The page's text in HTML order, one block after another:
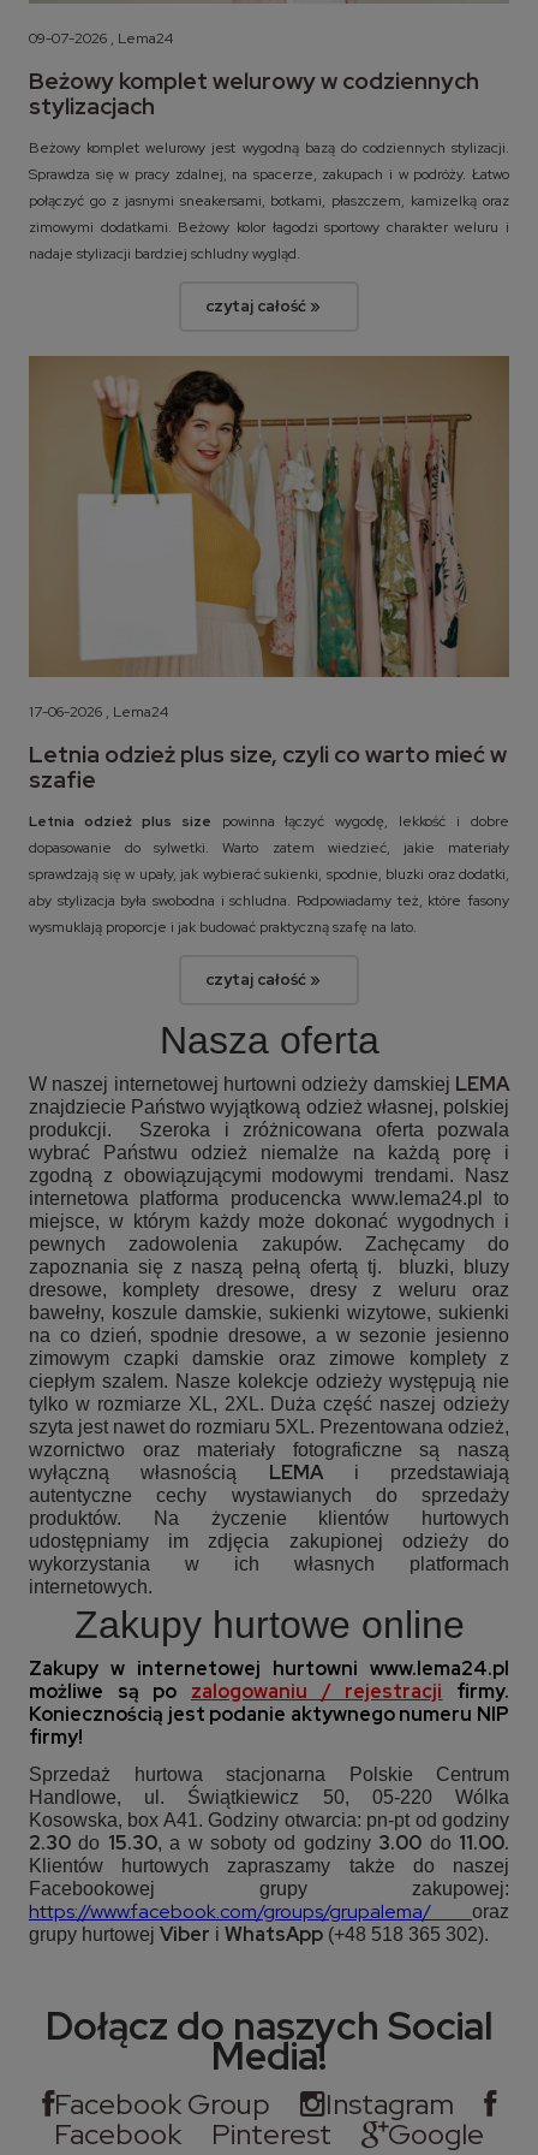
09-07-2026 , Lema24
Beżowy komplet welurowy w codziennych
stylizacjach
Beżowy komplet welurowy jest wygodną bazą do codziennych stylizacji.
Sprawdza się w pracy zdalnej, na spacerze, zakupach i w podróży. Łatwo
połączyć go z jasnymi sneakersami, botkami, płaszczem, kamizelką oraz
zimowymi dodatkami. Beżowy kolor łagodzi sportowy charakter weluru i
nadaje stylizacji bardziej schludny wygląd.
czytaj całość »
17-06-2026 , Lema24
Letnia odzież plus size, czyli co warto mieć w
szafie
Letnia odzież plus size powinna łączyć wygodę, lekkość i dobre
dopasowanie do sylwetki. Warto zatem wiedzieć, jakie materiały
sprawdzają się w upały, jak wybierać sukienki, spodnie, bluzki oraz dodatki,
aby stylizacja była swobodna i schludna. Podpowiadamy też, które fasony
wysmuklają proporcje i jak budować praktyczną szafę na lato.
czytaj całość »
Nasza oferta
W naszej internetowej hurtowni odzieży damskiej LEMA
znajdziecie Państwo wyjątkową odzież własnej, polskiej
produkcji. Szeroka i zróżnicowana oferta pozwala
wybrać Państwu odzież niemalże na każdą porę i
zgodną z obowiązującymi modowymi trendami. Nasz
internetowa platforma producencka www.lema24.pl to
miejsce, w którym każdy może dokonać wygodnych i
pewnych zadowolenia zakupów. Zachęcamy do
zapoznania się z naszą pełną ofertą tj.
bluzki, bluzy
dresowe, komplety dresowe, dresy z weluru oraz
bawełny, koszule damskie, sukienki wizytowe, sukienki
na co dzień, spodnie dresowe, a w sezonie jesienno
zimowym czapki damskie oraz zimowe komplety z
ciepłym szalem. Nasze kolekcje odzieży występują nie
tylko w rozmiarze XL, 2XL. Duża część naszej odzieży
szyta jest nawet do rozmiaru 5XL. Prezentowana odzież,
wzornictwo oraz materiały fotograficzne są naszą
wyłączną własnością LEMAi przedstawiają
autentyczne cechy wystawianych do sprzedaży
produktów. Na życzenie klientów hurtowych
udostępniamy im zdjęcia zakupionej odzieży do
wykorzystania w ich własnych platformach
internetowych.
Zakupy hurtowe online
Zakupy w internetowej hurtowni www.lema24.pl
możliwe są po zalogowaniu / rejestracji firmy.
Koniecznością jest podanie aktywnego numeru NIP
firmy!
Sprzedaż hurtowa stacjonarna Polskie Centrum
Handlowe, ul. Świątkiewicz 50, 05-220 Wólka
Kosowska, box A41. Godziny otwarcia: pn-pt od godziny
2.30 do 15.30, a w soboty od godziny 3.00 do 11.00.
Klientów hurtowych zapraszamy także do naszej
Facebookowej grupy zakupowej:
https://www.facebook.com/groups/grupalema/
oraz
grupy hurtowej Viber i WhatsApp (+48 518 365 302).
Dołącz do naszych Social
Media!
Facebook Group
Instagram
Facebook
Pinterest Google